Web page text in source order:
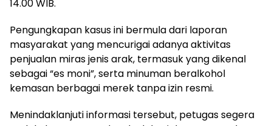
14.00 WIB.
Pengungkapan kasus ini bermula dari laporan
masyarakat yang mencurigai adanya aktivitas
penjualan miras jenis arak, termasuk yang dikenal
sebagai “es moni”, serta minuman beralkohol
kemasan berbagai merek tanpa izin resmi.
Menindaklanjuti informasi tersebut, petugas segera